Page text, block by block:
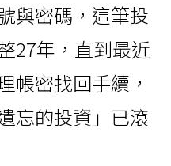
與密碼，這筆投
27年，直到最近
帳密找回手續，
忘的投資」已滾